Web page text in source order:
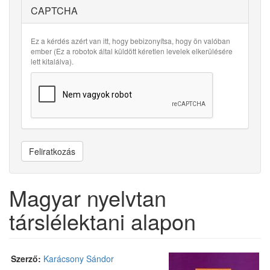
CAPTCHA
Ez a kérdés azért van itt, hogy bebizonyítsa, hogy ön valóban
ember (Ez a robotok által küldött kéretlen levelek elkerülésére
lett kitalálva).
Feliratkozás
Magyar nyelvtan
társlélektani alapon
Szerző: Karácsony Sándor